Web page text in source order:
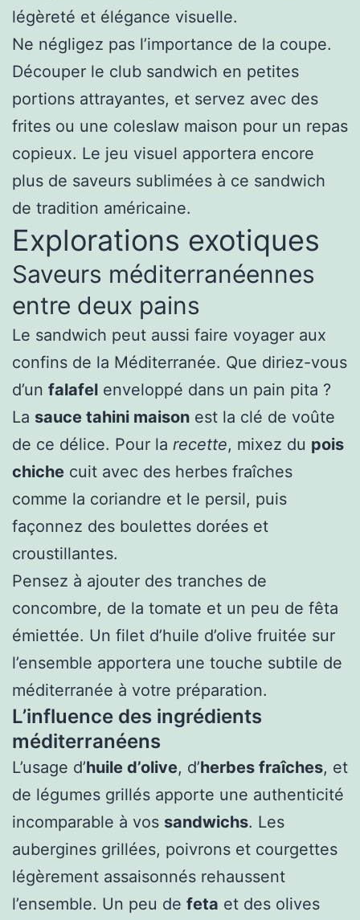
légèreté et élégance visuelle.
Ne négligez pas l’importance de la coupe.
Découper le club sandwich en petites
portions attrayantes, et servez avec des
frites ou une coleslaw maison pour un repas
copieux. Le jeu visuel apportera encore
plus de saveurs sublimées à ce sandwich
de tradition américaine.
Explorations exotiques
Saveurs méditerranéennes
entre deux pains
Le sandwich peut aussi faire voyager aux
confins de la Méditerranée. Que diriez-vous
d’un falafel enveloppé dans un pain pita ?
La sauce tahini maison est la clé de voûte
de ce délice. Pour la recette, mixez du pois
chiche cuit avec des herbes fraîches
comme la coriandre et le persil, puis
façonnez des boulettes dorées et
croustillantes.
Pensez à ajouter des tranches de
concombre, de la tomate et un peu de fêta
émiettée. Un filet d’huile d’olive fruitée sur
l’ensemble apportera une touche subtile de
méditerranée à votre préparation.
L’influence des ingrédients
méditerranéens
L’usage d’huile d’olive, d’herbes fraîches, et
de légumes grillés apporte une authenticité
incomparable à vos sandwichs. Les
aubergines grillées, poivrons et courgettes
légèrement assaisonnés rehaussent
l’ensemble. Un peu de feta et des olives